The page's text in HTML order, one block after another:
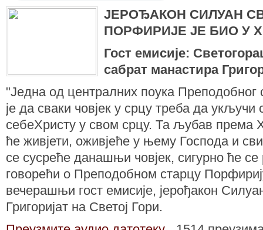
ЈЕРОЂАКОН СИЛУАН
ПОРФИРИЈЕ ЈЕ БИО У
Гост емисије:
сабрат манастира
"Једна од централних поука
је да сваки човјек у срцу треба да
себеХристу у свом срцу. Та љубав према
ће живјети, оживјеће у њему Господа и
се сусреће данашњи човјек, сигурно ће се
говорећи о Преподобном старцу
вечерашњи гост емисије, јерођакон
Григоријат на Светој Гори.